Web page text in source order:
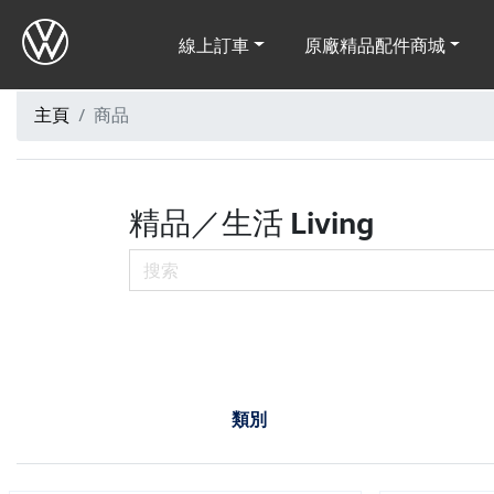
線上訂車 原廠精品配件商城
主頁 商品
精品／生活 Living
類別